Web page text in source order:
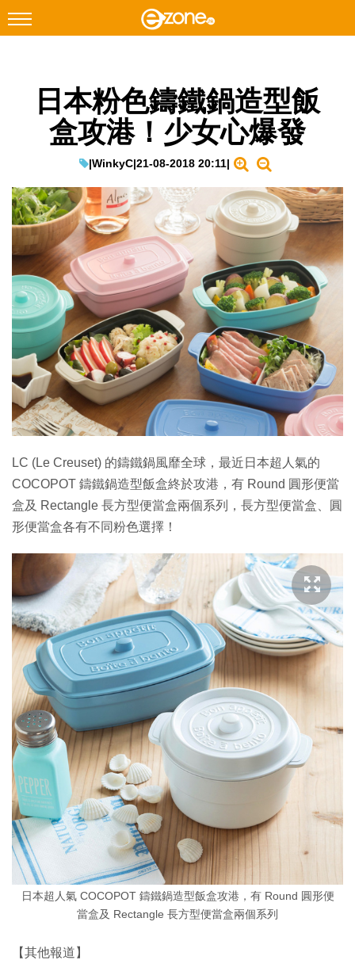
Facebook Instagram
科技焦點
遊戲動漫
教學評測
EduTech
IT Times
生成式AI與雲端應用
Enterprise Digital Transformation
特集
日本粉色鑄鐵鍋造型飯
盒攻港！少女心爆發
|WinkyC|21-08-2018 20:11|
LC (Le Creuset) 的鑄鐵鍋風靡全球，最近日本超人氣的
COCOPOT 鑄鐵鍋造型飯盒終於攻港，有 Round 圓形便當
盒及 Rectangle 長方型便當盒兩個系列，長方型便當盒、圓
形便當盒各有不同粉色選擇！
日本超人氣 COCOPOT 鑄鐵鍋造型飯盒攻港，有 Round 圓形便
當盒及 Rectangle 長方型便當盒兩個系列
【其他報道】